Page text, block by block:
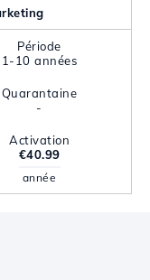
Période
1-10 années
Quarantaine
-
Activation
€40.99
année